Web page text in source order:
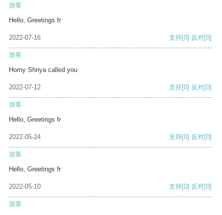
游客
Hello, Greetings fr
2022-07-16 支持[0] 反对[0]
游客
Horny Shriya called you
2022-07-12 支持[0] 反对[0]
游客
Hello, Greetings fr
2022-05-24 支持[0] 反对[0]
游客
Hello, Greetings fr
2022-05-10 支持[0] 反对[0]
游客